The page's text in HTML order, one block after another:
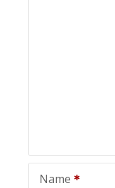
Name